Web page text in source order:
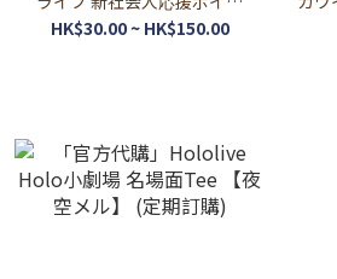
錄音
HK$30.00 ~ HK$150.00
刊
イ